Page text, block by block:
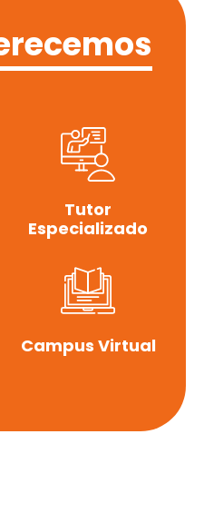
Tutor
Especializado
Campus Virtual